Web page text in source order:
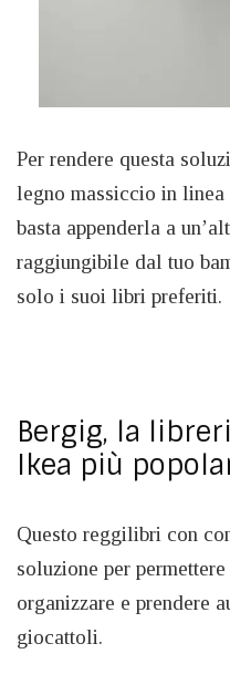
Per rendere questa
legno massiccio in
basta appenderla a
raggiungibile dal tuo
solo i suoi libri preferiti.
Bergig, la
Ikea più
Questo reggilibri con
soluzione per
organizzare e prendere
giocattoli.